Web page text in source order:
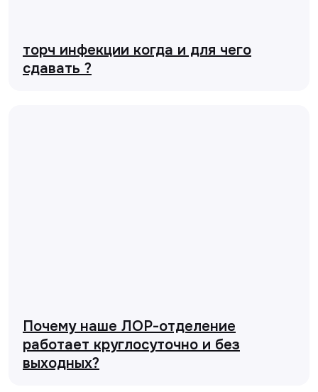
торч инфекции когда и для чего
сдавать ?
Почему наше ЛОР-отделение
работает круглосуточно и без
выходных?